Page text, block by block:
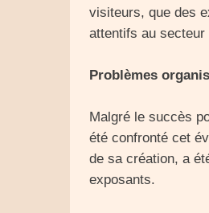
visiteurs, que des
attentifs au secteur
Problèmes
Malgré le succès
été confronté cet
de sa création, a
exposants.